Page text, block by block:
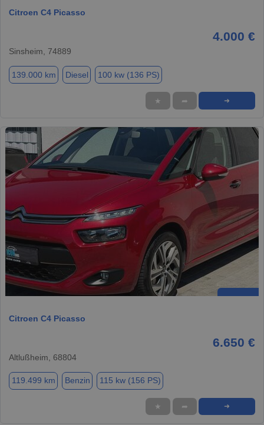
Citroen C4 Picasso
4.000 €
Sinsheim, 74889
139.000 km Diesel 100 kw (136 PS)
★ ➦ ➜
Citroen C4 Picasso
6.650 €
Altlußheim, 68804
119.499 km Benzin 115 kw (156 PS)
★ ➦ ➜